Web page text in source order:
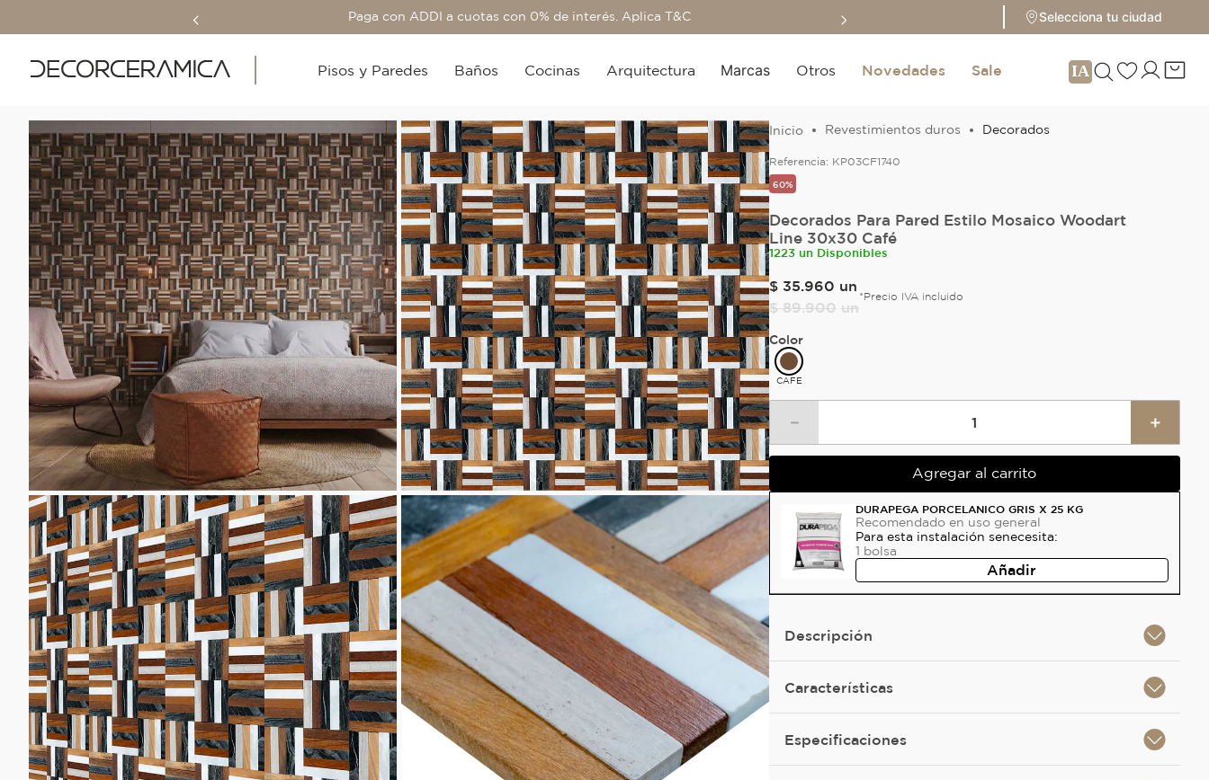
Paga con ADDI a cuotas con 0% de interés. Aplica T&C Sale hasta 70%
Selecciona tu ciudad
Pisos y Paredes Baños Cocinas Arquitectura Marcas Otros Novedades Sale
Revestimientos duros Decorados
Referencia: KP03CF1740
60%
Decorados Para Pared Estilo Mosaico Woodart
Line 30x30 Café
1223 un Disponibles
$ 35.960 un
$ 89.900 un
*Precio IVA incluido
Color
CAFE
＋
－
Agregar al carrito
DURAPEGA PORCELANICO GRIS X 25 KG
Recomendado en uso general
Para esta instalación senecesita:
1 bolsa
Añadir
Descripción
Características
Especificaciones